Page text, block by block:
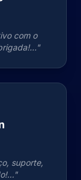
com o
suporte,